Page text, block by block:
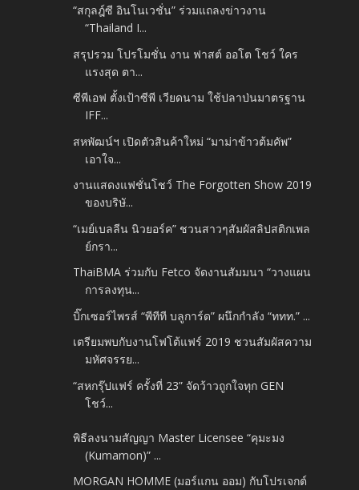
“สกุลฎ์ซี อินโนเวชั่น” ร่วมแถลงข่าวงาน
“Thailand I...
สรุปรวม โปรโมชั่น งาน ฟาสต์ ออโต โชว์ ใคร
แรงสุด ตา...
ซีพีเอฟ ตั้งเป้าซีพี เวียดนาม ใช้ปลาป่นมาตรฐาน
IFF...
สหพัฒน์ฯ เปิดตัวสินค้าใหม่ “มาม่าข้าวต้มคัพ”
เอาใจ...
งานแสดงแฟชั่นโชว์ The Forgotten Show 2019
ของบริษั...
“เมย์เบลลีน นิวยอร์ค” ชวนสาวๆสัมผัสลิปสติกเพล
ย์กรา...
ThaiBMA ร่วมกับ Fetco จัดงานสัมมนา “วางแผน
การลงทุน...
บิ๊กเซอร์ไพรส์ “พีทีที บลูการ์ด” ผนึกกำลัง “ททท.” ...
เตรียมพบกับงานโฟโต้แฟร์ 2019 ชวนสัมผัสความ
มหัศจรรย...
“สหกรุ๊ปแฟร์ ครั้งที่ 23” จัดว้าวถูกใจทุก GEN
โชว์...
พิธีลงนามสัญญา Master Licensee “คุมะมง
(Kumamon)” ...
MORGAN HOMME (มอร์แกน ออม) กับโปรเจกต์